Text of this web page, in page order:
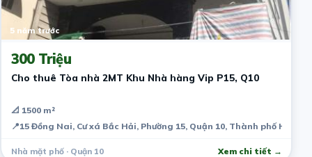
5 năm trước
300 Triệu
Cho thuê Tòa nhà 2MT Khu Nhà hàng Vip P15, Q10
📐 1500 m²
📍15 Đồng Nai, Cư xá Bắc Hải, Phường 15, Quận 10, Thành phố Hồ
Nhà mặt phố · Quận 10 Xem chi tiết →